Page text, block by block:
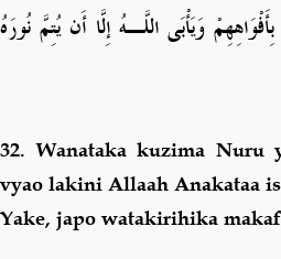
وَيَأْبَى اللَّـهُ إِلَّا أَن يُتِمَّ نُورَهُ
32.Wanataka kuzima
vyao lakini Allaah Anakataa
Yake, japo watakirihika